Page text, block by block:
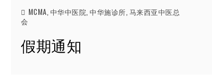
MCMA, 中华中医院,中华施诊所, 马来西亚中医总
会
假期通知